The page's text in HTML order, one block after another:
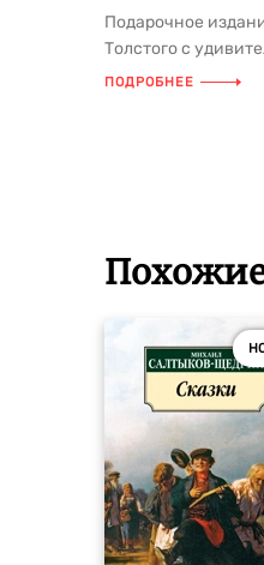
Подарочное
Толстого с
иллюстрациями
ПОДРОБНЕЕ